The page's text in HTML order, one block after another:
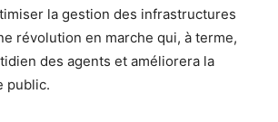
la gestion des infrastructures
révolution en marche qui, à terme,
des agents et améliorera la
public.